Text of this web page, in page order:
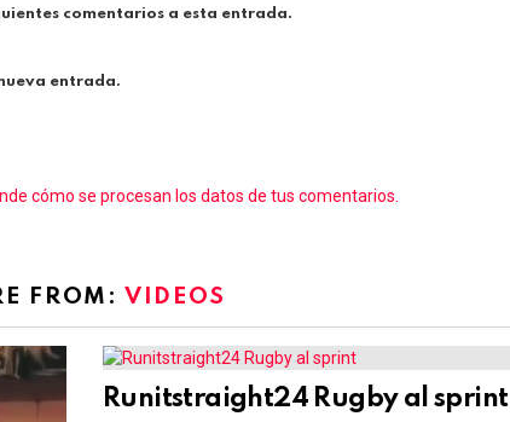
comentarios a esta entrada.
entrada.
cómo se procesan los datos de tus comentarios.
FROM:VIDEOS
Runitstraight24 Rugby al sprint